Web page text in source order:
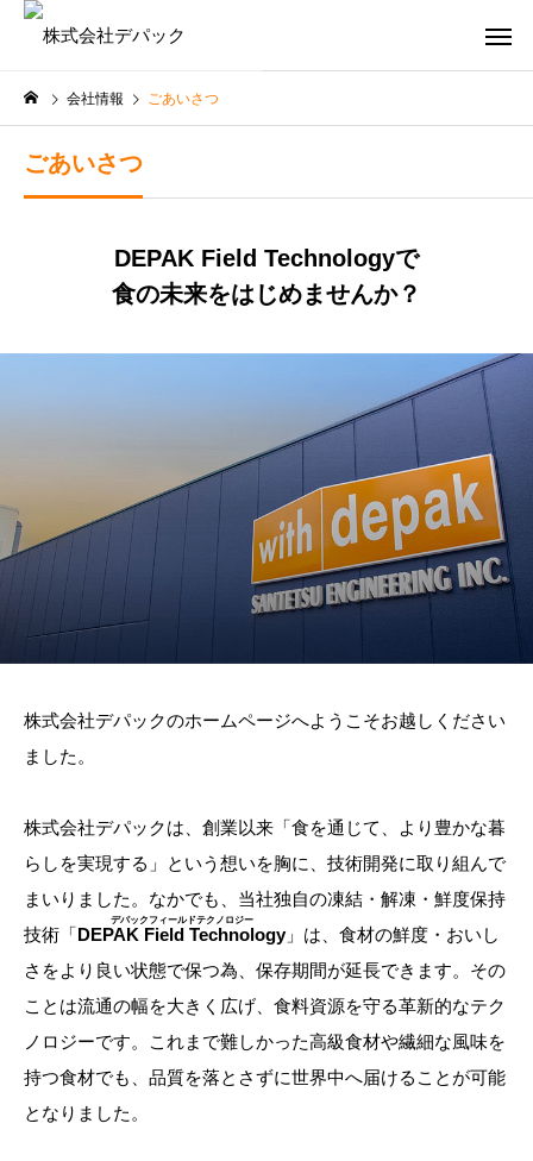
会社情報 ごあいさつ
ごあいさつ
DEPAK Field Technologyで
食の未来をはじめませんか？
株式会社デパックのホームページへようこそお越しください
ました。
株式会社デパックは、創業以来「食を通じて、より豊かな暮
らしを実現する」という想いを胸に、技術開発に取り組んで
まいりました。なかでも、当社独自の凍結・解凍・鮮度保持
技術「DEPAK Field Technology」は、食材の鮮度・おいし
さをより良い状態で保つ為、保存期間が延長できます。その
ことは流通の幅を大きく広げ、食料資源を守る革新的なテク
ノロジーです。これまで難しかった高級食材や繊細な風味を
持つ食材でも、品質を落とさずに世界中へ届けることが可能
となりました。